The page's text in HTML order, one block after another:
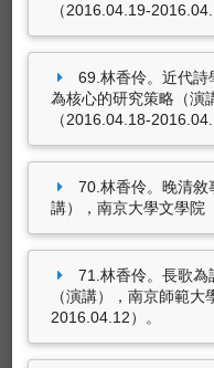
（2016.04.19-
69.林香伶。近代
為核心的研究策略（演
（2016.04.18-
70.林香伶。晚清
講），南京大學文學院
71.林香伶。長歌
（演講），南京師範
2016.04.12）。